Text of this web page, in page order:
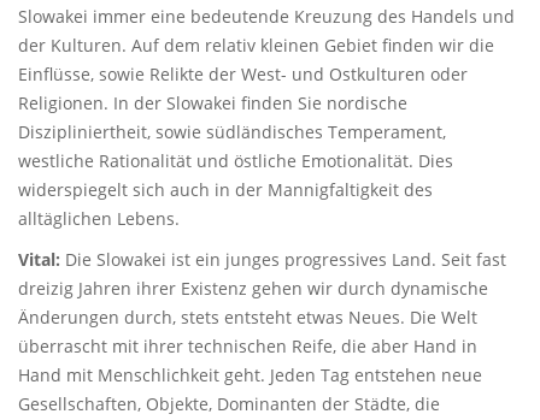
Slowakei immer eine bedeutende Kreuzung des Handels und
der Kulturen. Auf dem relativ kleinen Gebiet finden wir die
Einflüsse, sowie Relikte der West- und Ostkulturen oder
Religionen. In der Slowakei finden Sie nordische
Diszipliniertheit, sowie südländisches Temperament,
westliche Rationalität und östliche Emotionalität. Dies
widerspiegelt sich auch in der Mannigfaltigkeit des
alltäglichen Lebens.
Vital: Die Slowakei ist ein junges progressives Land. Seit fast
dreizig Jahren ihrer Existenz gehen wir durch dynamische
Änderungen durch, stets entsteht etwas Neues. Die Welt
überrascht mit ihrer technischen Reife, die aber Hand in
Hand mit Menschlichkeit geht. Jeden Tag entstehen neue
Gesellschaften, Objekte, Dominanten der Städte, die